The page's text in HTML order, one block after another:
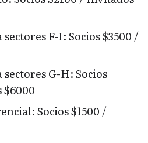
F-I: Socios $3500 /
G-H: Socios
Socios $1500 /